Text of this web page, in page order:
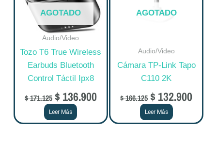
AGOTADO
Audio/Video
Tozo T6 True Wireless
Earbuds Bluetooth
Control Táctil Ipx8
$171.125 $ 136.900
Leer Más
AGOTADO
Audio/Video
Cámara TP-Link Tapo
C110 2K
$166.125 $ 132.900
Leer Más